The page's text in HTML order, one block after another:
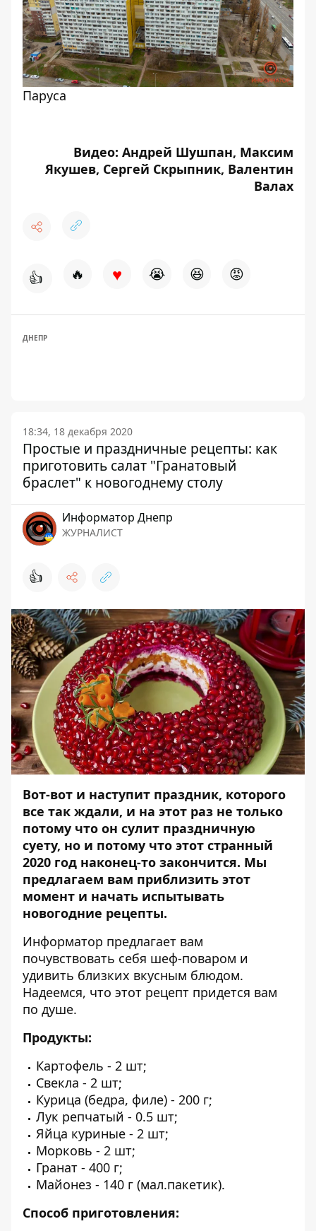
Паруса
Видео: Андрей Шушпан, Максим
Якушев, Сергей Скрыпник, Валентин
Валах
👍 🔥 ♥ 😭 😆 😡
ДНЕПР
18:34, 18 декабря 2020
Простые и праздничные рецепты: как
приготовить салат "Гранатовый
браслет" к новогоднему столу
Информатор Днепр
ЖУРНАЛИСТ
👍
Вот-вот и наступит праздник, которого
все так ждали, и на этот раз не только
потому что он сулит праздничную
суету, но и потому что этот странный
2020 год наконец-то закончится. Мы
предлагаем вам приблизить этот
момент и начать испытывать
новогодние рецепты.
Информатор предлагает вам
почувствовать себя шеф-поваром и
удивить близких вкусным блюдом.
Надеемся, что этот рецепт придется вам
по душе.
Продукты:
Картофель - 2 шт;
Свекла - 2 шт;
Курица (бедра, филе) - 200 г;
Лук репчатый - 0.5 шт;
Яйца куриные - 2 шт;
Морковь - 2 шт;
Гранат - 400 г;
Майонез - 140 г (мал.пакетик).
Способ приготовления: